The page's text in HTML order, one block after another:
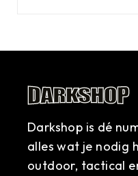
Darkshop is dé
alles wat je nodig
outdoor, tactical